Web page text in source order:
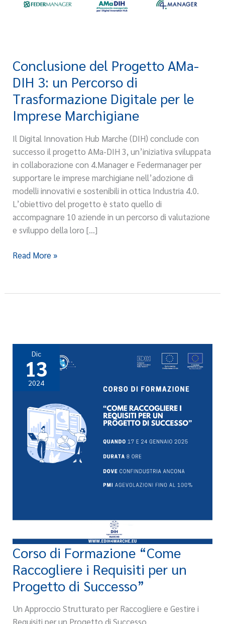
Conclusione del Progetto AMa-
DIH 3: un Percorso di
Trasformazione Digitale per le
Imprese Marchigiane
Il Digital Innovation Hub Marche (DIH) conclude con
successo il progetto AMa-DIH 3, un’iniziativa sviluppata
in collaborazione con 4.Manager e Federmanager per
supportare le imprese marchigiane nell’adozione di
modelli innovativi e sostenibili in ottica Industria 4.0.
L’obiettivo del progetto è stato quello di
accompagnare 10 aziende in un percorso di valutazione
e sviluppo della loro […]
Conclusione
del
Progetto
AMa-
DIH
un
Percorso
di
Trasformazione
Digitale
per
le
Imprese
Read More »
Dic
13
2024
Corso di Formazione “Come
Raccogliere i Requisiti per un
Progetto di Successo”
Un Approccio Strutturato per Raccogliere e Gestire i
Requisiti per un Progetto di Successo
Corso
di
Formazione
“Come